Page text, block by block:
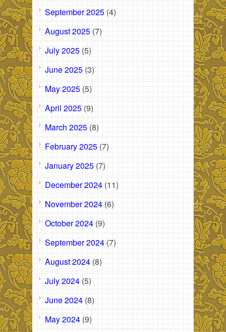
September 2025 (4)
August 2025 (7)
July 2025 (5)
June 2025 (3)
May 2025 (5)
April 2025 (9)
March 2025 (8)
February 2025 (7)
January 2025 (7)
December 2024 (11)
November 2024 (6)
October 2024 (9)
September 2024 (7)
August 2024 (8)
July 2024 (5)
June 2024 (8)
May 2024 (9)